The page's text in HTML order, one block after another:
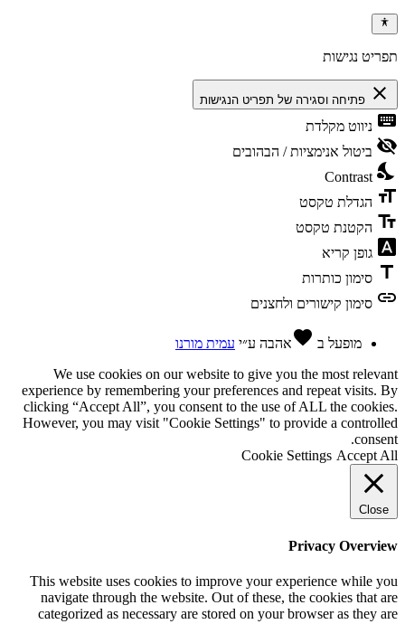
תפריט נגישות
close פתיחה וסגירה של תפריט הנגישות
keyboard ניווט מקלדת
visibility_off ביטול אנימציות / הבהובים
nights_stay
Contrast
format_size הגדלת טקסט
text_fields הקטנת טקסט
font_download גופן קריא
title סימון כותרות
link סימון קישורים ולחצנים
מופעל ב favoriteאהבה ע״י עמית מורנו
We use cookies on our website to give you the most relevant
experience by remembering your preferences and repeat visits. By
clicking “Accept All”, you consent to the use of ALL the cookies.
However, you may visit "Cookie Settings" to provide a controlled
consent.
Cookie Settings Accept All
Close
Privacy Overview
This website uses cookies to improve your experience while you
navigate through the website. Out of these, the cookies that are
categorized as necessary are stored on your browser as they are